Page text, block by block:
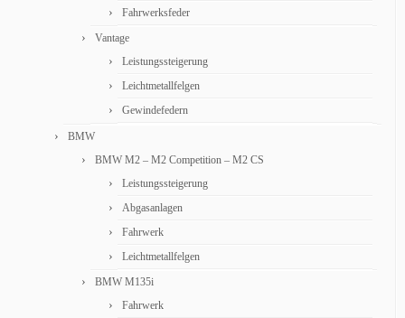
Fahrwerksfeder
Vantage
Leistungssteigerung
Leichtmetallfelgen
Gewindefedern
BMW
BMW M2 – M2 Competition – M2 CS
Leistungssteigerung
Abgasanlagen
Fahrwerk
Leichtmetallfelgen
BMW M135i
Fahrwerk